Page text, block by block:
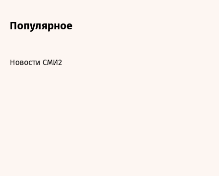
Популярное
Новости СМИ2